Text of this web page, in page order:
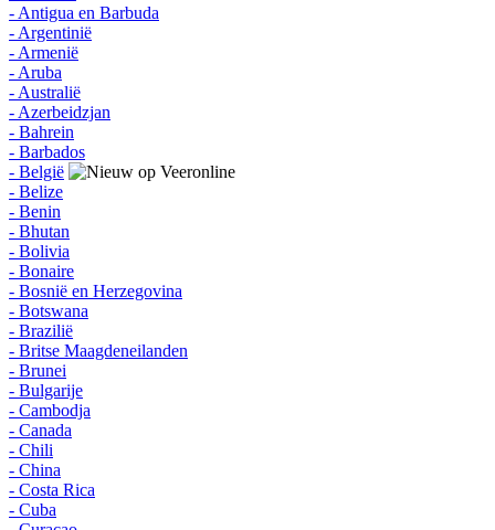
- Antigua en Barbuda
- Argentinië
- Armenië
- Aruba
- Australië
- Azerbeidzjan
- Bahrein
- Barbados
- België
- Belize
- Benin
- Bhutan
- Bolivia
- Bonaire
- Bosnië en Herzegovina
- Botswana
- Brazilië
- Britse Maagdeneilanden
- Brunei
- Bulgarije
- Cambodja
- Canada
- Chili
- China
- Costa Rica
- Cuba